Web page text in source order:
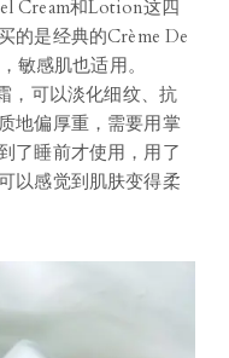
Cream和Lotion这四
的是经典的Crème De
敏感肌也适用。
，可以淡化细纹、抗
地偏厚重，需要用掌
了睡前才使用，用了
以感觉到肌肤变得柔